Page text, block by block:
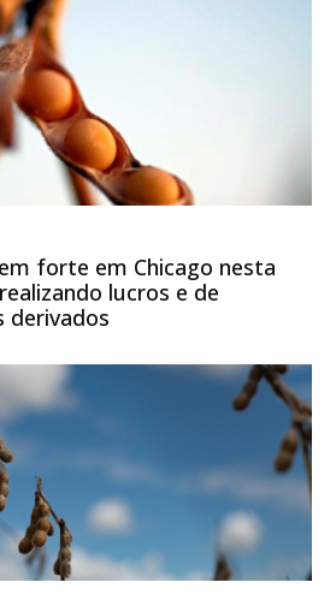
forte em Chicago nesta
lucros e de
derivados